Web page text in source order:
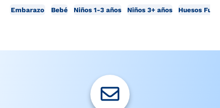
Embarazo Bebé Niños 1-3 años Niños 3+ años Huesos